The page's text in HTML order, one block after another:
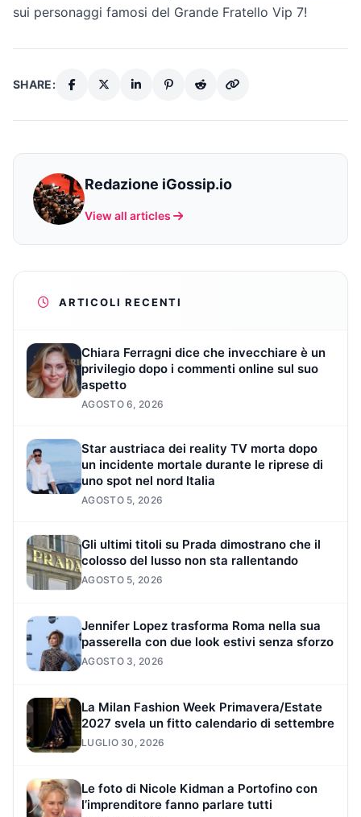
sui personaggi famosi del Grande Fratello Vip 7!
SHARE:
Redazione iGossip.io
View all articles
ARTICOLI RECENTI
Chiara Ferragni dice che invecchiare è un
privilegio dopo i commenti online sul suo
aspetto
AGOSTO 6, 2026
Star austriaca dei reality TV morta dopo
un incidente mortale durante le riprese di
uno spot nel nord Italia
AGOSTO 5, 2026
Gli ultimi titoli su Prada dimostrano che il
colosso del lusso non sta rallentando
AGOSTO 5, 2026
Jennifer Lopez trasforma Roma nella sua
passerella con due look estivi senza sforzo
AGOSTO 3, 2026
La Milan Fashion Week Primavera/Estate
2027 svela un fitto calendario di settembre
LUGLIO 30, 2026
Le foto di Nicole Kidman a Portofino con
l’imprenditore fanno parlare tutti